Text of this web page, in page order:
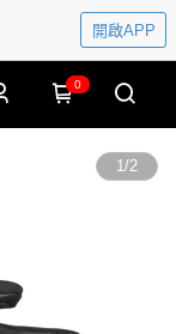
開啟APP
0
1/2